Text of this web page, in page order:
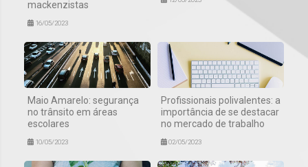
mackenzistas
16/05/2023
Maio Amarelo: segurança
no trânsito em áreas
escolares
10/05/2023
Profissionais polivalentes: a
importância de se destacar
no mercado de trabalho
02/05/2023